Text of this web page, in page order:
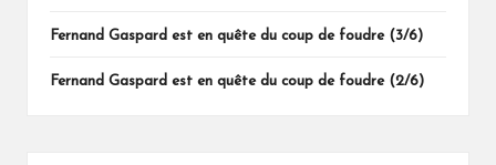
Fernand Gaspard est en quête du coup de foudre (3/6)
Fernand Gaspard est en quête du coup de foudre (2/6)